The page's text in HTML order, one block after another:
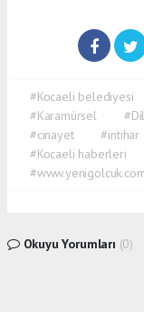
#Kocaeli belediyesi
#Karamürsel
#cinayet
#intihar
#Kocaeli haberleri
Okuyu Yorumları (0)